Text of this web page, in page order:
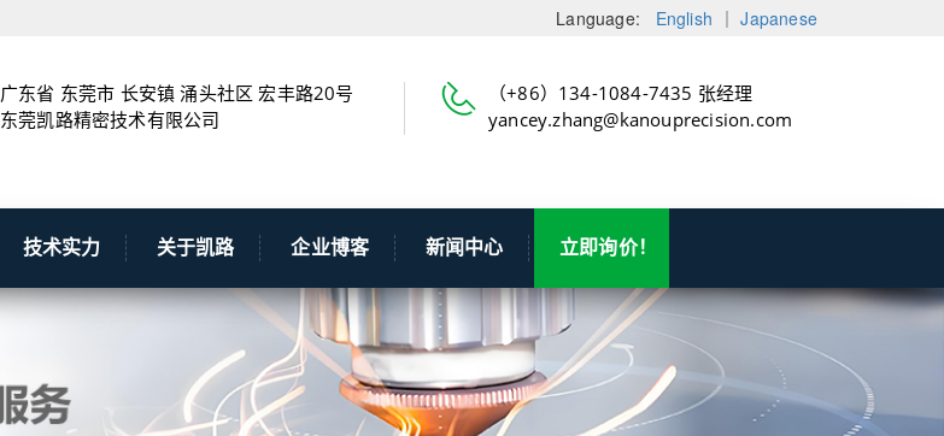
Language: English ｜Japanese
（+86）134-1084-7435 张经理
yancey.zhang@kanouprecision.com
广东省 东莞市 长安镇 涌头社区 宏丰路20号
东莞凯路精密技术有限公司
技术实力 关于凯路 企业博客 新闻中心 立即询价！